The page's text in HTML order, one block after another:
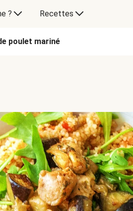
? Recettes
poulet mariné